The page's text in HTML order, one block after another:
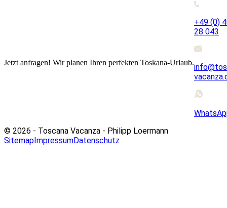
Jetzt anfragen! Wir planen Ihren perfekten Toskana-Urlaub.
+49 (0)
28 043
© 2026 - Toscana Vacanza - Philipp Loermann
SitemapImpressumDatenschutz